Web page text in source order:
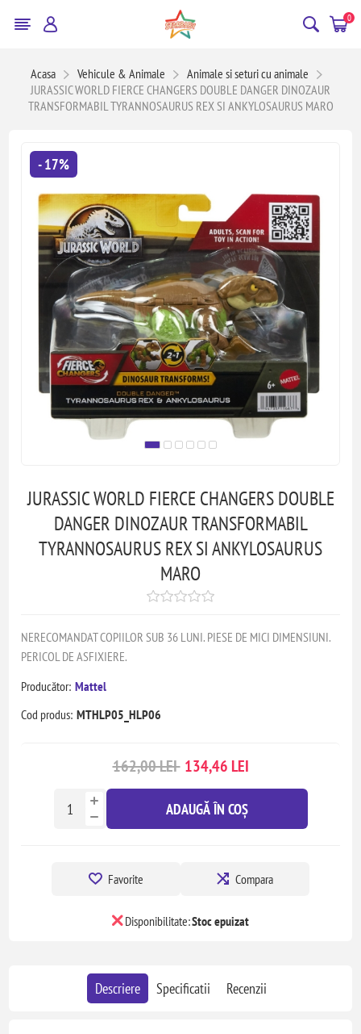
0
Acasa Vehicule & Animale
Animale si seturi cu animale
JURASSIC WORLD FIERCE CHANGERS DOUBLE DANGER DINOZAUR
TRANSFORMABIL TYRANNOSAURUS REX SI ANKYLOSAURUS MARO
- 17%
JURASSIC WORLD FIERCE CHANGERS DOUBLE
DANGER DINOZAUR TRANSFORMABIL
TYRANNOSAURUS REX SI ANKYLOSAURUS
MARO
NERECOMANDAT COPIILOR SUB 36 LUNI. PIESE DE MICI DIMENSIUNI.
PERICOL DE ASFIXIERE.
Producător: Mattel
Cod produs: MTHLP05_HLP06
162,00 LEI 134,46 LEI
ADAUGĂ ÎN COȘ
Favorite Compara
Disponibilitate:Stoc epuizat
Descriere Specificatii Recenzii